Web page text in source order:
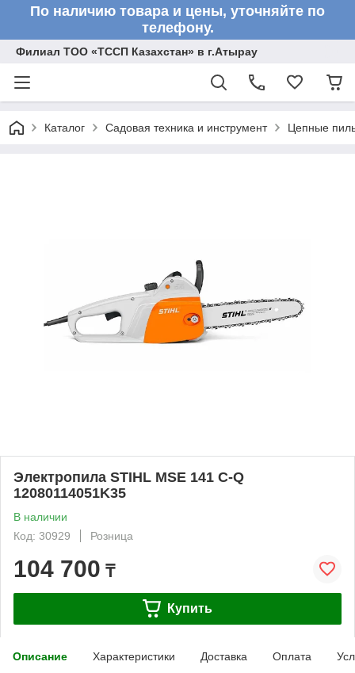
По наличию товара и цены, уточняйте по
телефону.
Филиал ТОО «ТССП Казахстан» в г.Атырау
Каталог Садовая техника и инструмент Цепные
Электропила STIHL MSE 141 C-Q
12080114051K35
В наличии
Код: 30929
Розница
104 700 ₸
Купить
Описание Характеристики Доставка Оплата